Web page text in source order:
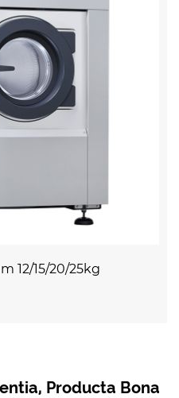
12/15/20/25kg
Producta Bona